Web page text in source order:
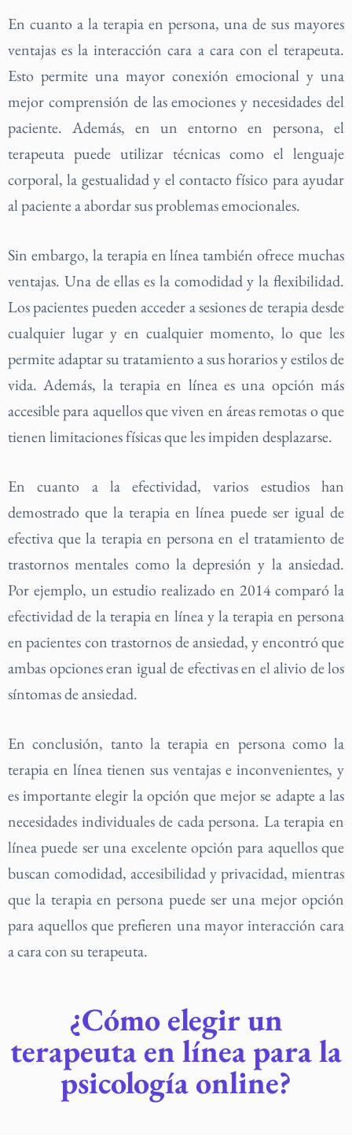
En cuanto a la terapia en persona, una de sus mayores
ventajas es la interacción cara a cara con el terapeuta.
Esto permite una mayor conexión emocional y una
mejor comprensión de las emociones y necesidades del
paciente. Además, en un entorno en persona, el
terapeuta puede utilizar técnicas como el lenguaje
corporal, la gestualidad y el contacto físico para ayudar
al paciente a abordar sus problemas emocionales.
Sin embargo, la terapia en línea también ofrece muchas
ventajas. Una de ellas es la comodidad y la flexibilidad.
Los pacientes pueden acceder a sesiones de terapia desde
cualquier lugar y en cualquier momento, lo que les
permite adaptar su tratamiento a sus horarios y estilos de
vida. Además, la terapia en línea es una opción más
accesible para aquellos que viven en áreas remotas o que
tienen limitaciones físicas que les impiden desplazarse.
En cuanto a la efectividad, varios estudios han
demostrado que la terapia en línea puede ser igual de
efectiva que la terapia en persona en el tratamiento de
trastornos mentales como la depresión y la ansiedad.
Por ejemplo, un estudio realizado en 2014 comparó la
efectividad de la terapia en línea y la terapia en persona
en pacientes con trastornos de ansiedad, y encontró que
ambas opciones eran igual de efectivas en el alivio de los
síntomas de ansiedad.
En conclusión, tanto la terapia en persona como la
terapia en línea tienen sus ventajas e inconvenientes, y
es importante elegir la opción que mejor se adapte a las
necesidades individuales de cada persona. La terapia en
línea puede ser una excelente opción para aquellos que
buscan comodidad, accesibilidad y privacidad, mientras
que la terapia en persona puede ser una mejor opción
para aquellos que prefieren una mayor interacción cara
a cara con su terapeuta.
¿Cómo elegir un
terapeuta en línea para la
psicología online?